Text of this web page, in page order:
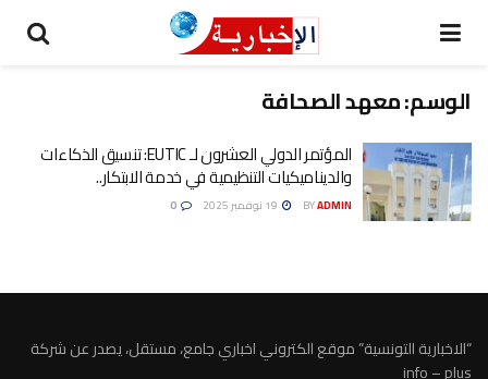
الوسم:معهد الصحافة
المؤتمر الدولي العشرون لـ EUTIC: تنسيق الذكاءات
والديناميكيات التنظيمية في خدمة الابتكار..
BYADMIN
“الاخبارية التونسية” موقع الكتروني اخباري جامع، مستقل، يصدر عن شركة
info – plus